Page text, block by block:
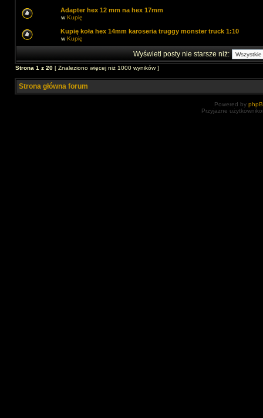
Adapter hex 12 mm na hex 17mm
wKupię
Kupię koła hex 14mm karoseria truggy monster truck 1:10
wKupię
Wyświetl posty nie starsze niż:
Strona 1 z 20 [ Znaleziono więcej niż 1000 wyników ]
Strona główna forum
Powered by
Przyjazne